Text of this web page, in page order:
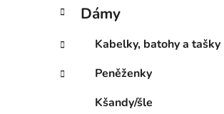
p
a
e
e
o
i
Dámy
Kabelky, batohy a tašky
Peněženky
Kšandy/šle